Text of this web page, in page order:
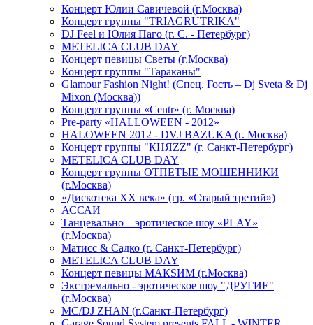
Концерт Юлии Савичевой (г.Москва)
Концерт группы "TRIAGRUTRIKA"
DJ Feel и Юлия Паго (г. С. - Петербург)
METELICA CLUB DAY
Концерт певицы Светы (г.Москва)
Концерт группы "Тараканы"
Glamour Fashion Night! (Спец. Гость – Dj Sveta & Dj
Mixon (Москва))
Концерт группы «Centr» (г. Москва)
Pre-party «HALLOWEEN - 2012»
HALOWEEN 2012 - DVJ BAZUKA (г. Москва)
Концерт группы "КНЯZZ" (г. Санкт-Петербург)
METELICA CLUB DAY
Концерт группы ОТПЕТЫЕ МОШЕННИКИ
(г.Москва)
«Дискотека ХХ века» (гр. «Старый третий»)
АССАИ
Танцевально – эротическое шоу «PLAY»
(г.Москва)
Матисс & Садко (г. Санкт-Петербург)
METELICA CLUB DAY
Концерт певицы МАКSИМ (г.Москва)
Экстремально - эротическое шоу "ДРУГИЕ"
(г.Москва)
МС/DJ ZHAN (г.Санкт-Петербург)